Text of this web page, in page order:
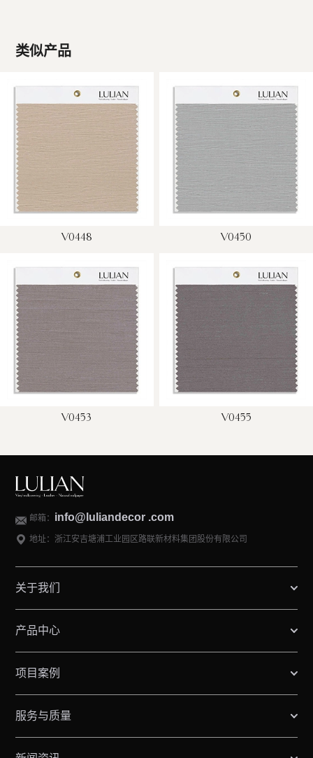
类似产品
V0448 V0450
V0453 V0455
邮箱： info@luliandecor .com
地址：浙江安吉塘浦工业园区路联新材料集团股份有限公司
关于我们
产品中心
项目案例
服务与质量